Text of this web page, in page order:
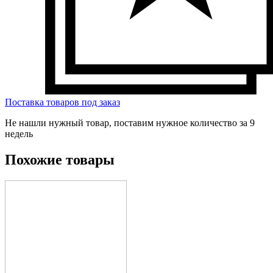
Поставка товаров под заказ
Не нашли нужный товар, поставим нужное количество за 9
недель
Похожие товары